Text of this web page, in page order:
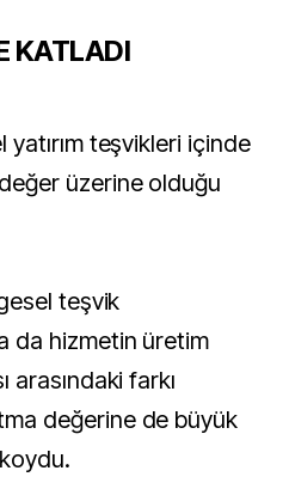
KATLADI
yatırım teşvikleri içinde
üzerine olduğu
teşvik
da hizmetin üretim
arasındaki farkı
değerine de büyük